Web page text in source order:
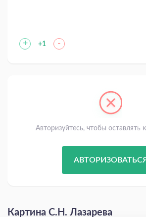
+ +1 -
Авторизуйтесь, чтобы оставлять
АВТОРИЗОВАТЬСЯ
Картина С.Н. Лазарева